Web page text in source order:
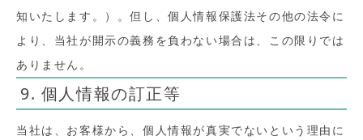
知いたします。）。但し、個人情報保護法その他の法令に
より、当社が開示の義務を負わない場合は、この限りでは
ありません。
9. 個人情報の訂正等
当社は、お客様から、個人情報が真実でないという理由に